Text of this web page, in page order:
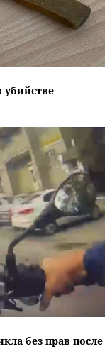
без прав после